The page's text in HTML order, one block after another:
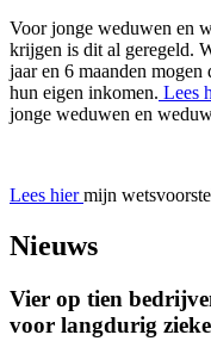
Voor jonge weduwen en
krijgen is dit al geregeld.
jaar en 6 maanden
hun eigen inkomen. Lees
jonge weduwen en
Lees hier mijn
Nieuws
Vier op tien
voor langdurig